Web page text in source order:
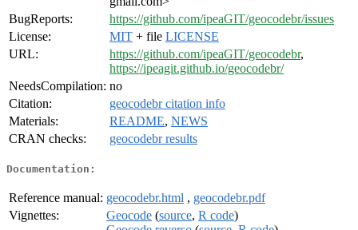
BugReports:
https://github.com/ipeaGIT/geocodebr/issues
License:
MIT + file LICENSE
URL:
https://github.com/ipeaGIT/geocodebr,
https://ipeagit.github.io/geocodebr/
NeedsCompilation: no
Citation:
geocodebr citation info
Materials:
README, NEWS
CRAN checks:
geocodebr results
Documentation:
Reference manual: geocodebr.html , geocodebr.pdf
Vignettes:
Geocode (source, R code)